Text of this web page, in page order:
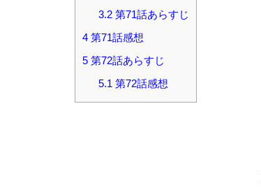
3.2第71話あらすじ
4 第71話感想
5 第72話あらすじ
5.1 第72話感想